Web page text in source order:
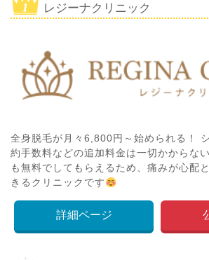
レジーナクリニック
全身脱毛が月々6,800円～始められる！
約手数料などの追加料金は一切かからな
も無料でしてもらえるため、痛みが心配
きるクリニックです
詳細ページ